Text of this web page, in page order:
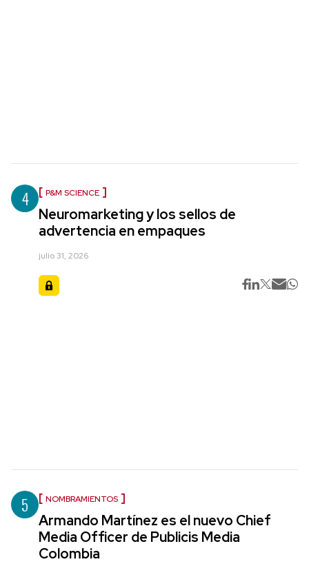
4 P&M SCIENCE
Neuromarketing y los sellos de
advertencia en empaques
julio 31, 2026
5 NOMBRAMIENTOS
Armando Martínez es el nuevo Chief
Media Officer de Publicis Media
Colombia